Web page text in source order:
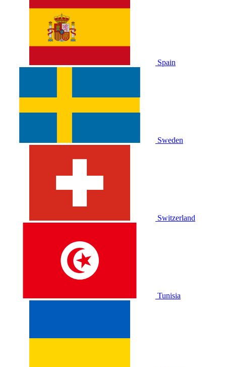
Spain
Sweden
Switzerland
Tunisia